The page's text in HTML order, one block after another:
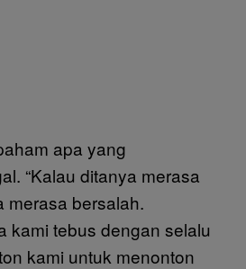
apa yang
“Kalau ditanya merasa
merasa bersalah.
kami tebus dengan selalu
kami untuk menonton